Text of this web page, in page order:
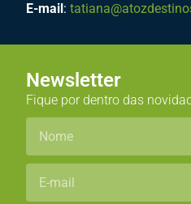
E-mail:
Newsletter
Fique por dentro das